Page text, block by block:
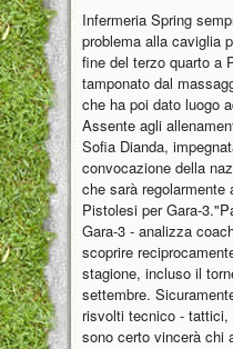
Infermeria Spring
problema alla caviglia
fine del terzo quarto a
tamponato dal
che ha poi dato luogo
Assente agli
Sofia Dianda,
convocazione della
che sarà
Pistolesi per Gara-
Gara-3 - analizza
scoprire
stagione, incluso il
settembre.
risvolti tecnico -
sono certo vincerà chi